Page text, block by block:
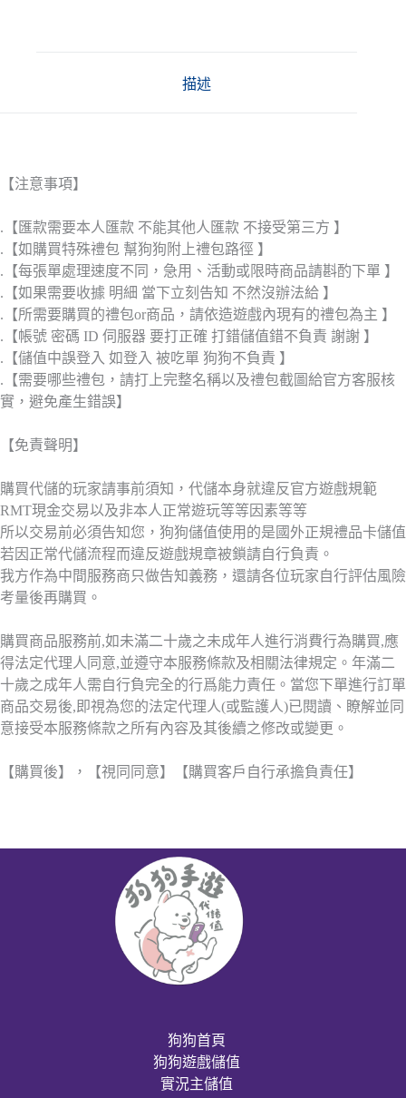
描述
【注意事項】
.【匯款需要本人匯款 不能其他人匯款 不接受第三方 】
.【如購買特殊禮包 幫狗狗附上禮包路徑 】
.【每張單處理速度不同，急用、活動或限時商品請斟酌下單 】
.【如果需要收據 明細 當下立刻告知 不然沒辦法給 】
.【所需要購買的禮包or商品，請依造遊戲內現有的禮包為主 】
.【帳號 密碼 ID 伺服器 要打正確 打錯儲值錯不負責 謝謝 】
.【儲值中誤登入 如登入 被吃單 狗狗不負責 】
.【需要哪些禮包，請打上完整名稱以及禮包截圖給官方客服核
實，避免產生錯誤】
【免責聲明】
購買代儲的玩家請事前須知，代儲本身就違反官方遊戲規範
RMT現金交易以及非本人正常遊玩等等因素等等
所以交易前必須告知您，狗狗儲值使用的是國外正規禮品卡儲值
若因正常代儲流程而違反遊戲規章被鎖請自行負責。
我方作為中間服務商只做告知義務，還請各位玩家自行評估風險
考量後再購買。
購買商品服務前,如未滿二十歲之未成年人進行消費行為購買,應
得法定代理人同意,並遵守本服務條款及相關法律規定。年滿二
十歲之成年人需自行負完全的行爲能力責任。當您下單進行訂單
商品交易後,即視為您的法定代理人(或監護人)已閱讀、瞭解並同
意接受本服務條款之所有內容及其後續之修改或變更。
【購買後】，【視同同意】【購買客戶自行承擔負責任】
狗狗首頁
狗狗遊戲儲值
實況主儲值